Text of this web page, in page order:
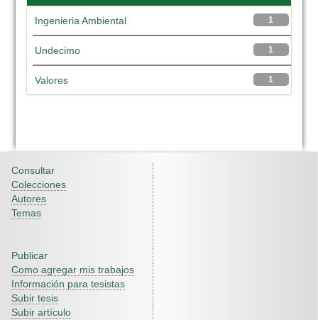
1
Ingenieria Ambiental
1
Undecimo
1
Valores
Consultar
Colecciones
Autores
Temas
Publicar
Como agregar mis trabajos
Información para tesistas
Subir tesis
Subir artículo